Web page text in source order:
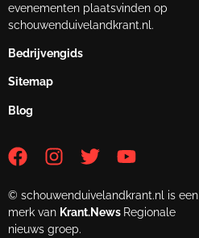
evenementen plaatsvinden op
schouwenduivelandkrant.nl.
Bedrijvengids
Sitemap
Blog
© schouwenduivelandkrant.nl is een
merk van Krant.News Regionale
nieuws groep.